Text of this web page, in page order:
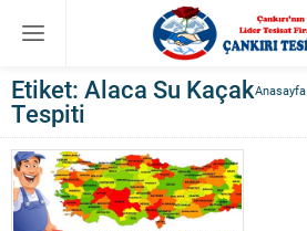
Anasayfa
Etiket: Alaca Su Kaçak
Tespiti